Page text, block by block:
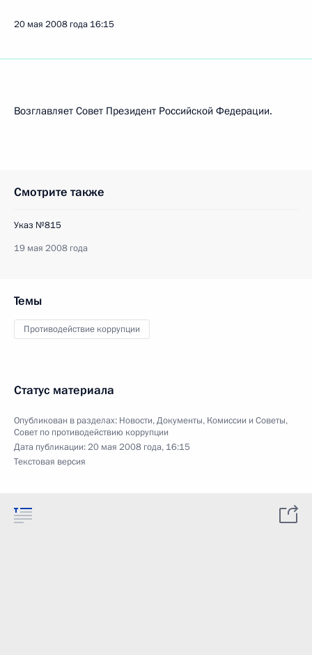
20 мая 2008 года 16:15
Возглавляет Совет Президент Российской Федерации.
Смотрите также
Указ №815
19 мая 2008 года
Темы
Противодействие коррупции
Статус материала
Опубликован в разделах: Новости,Документы, Комиссии и Советы,
Совет по противодействию коррупции
Дата публикации:20 мая 2008 года, 16:15
Текстовая версия